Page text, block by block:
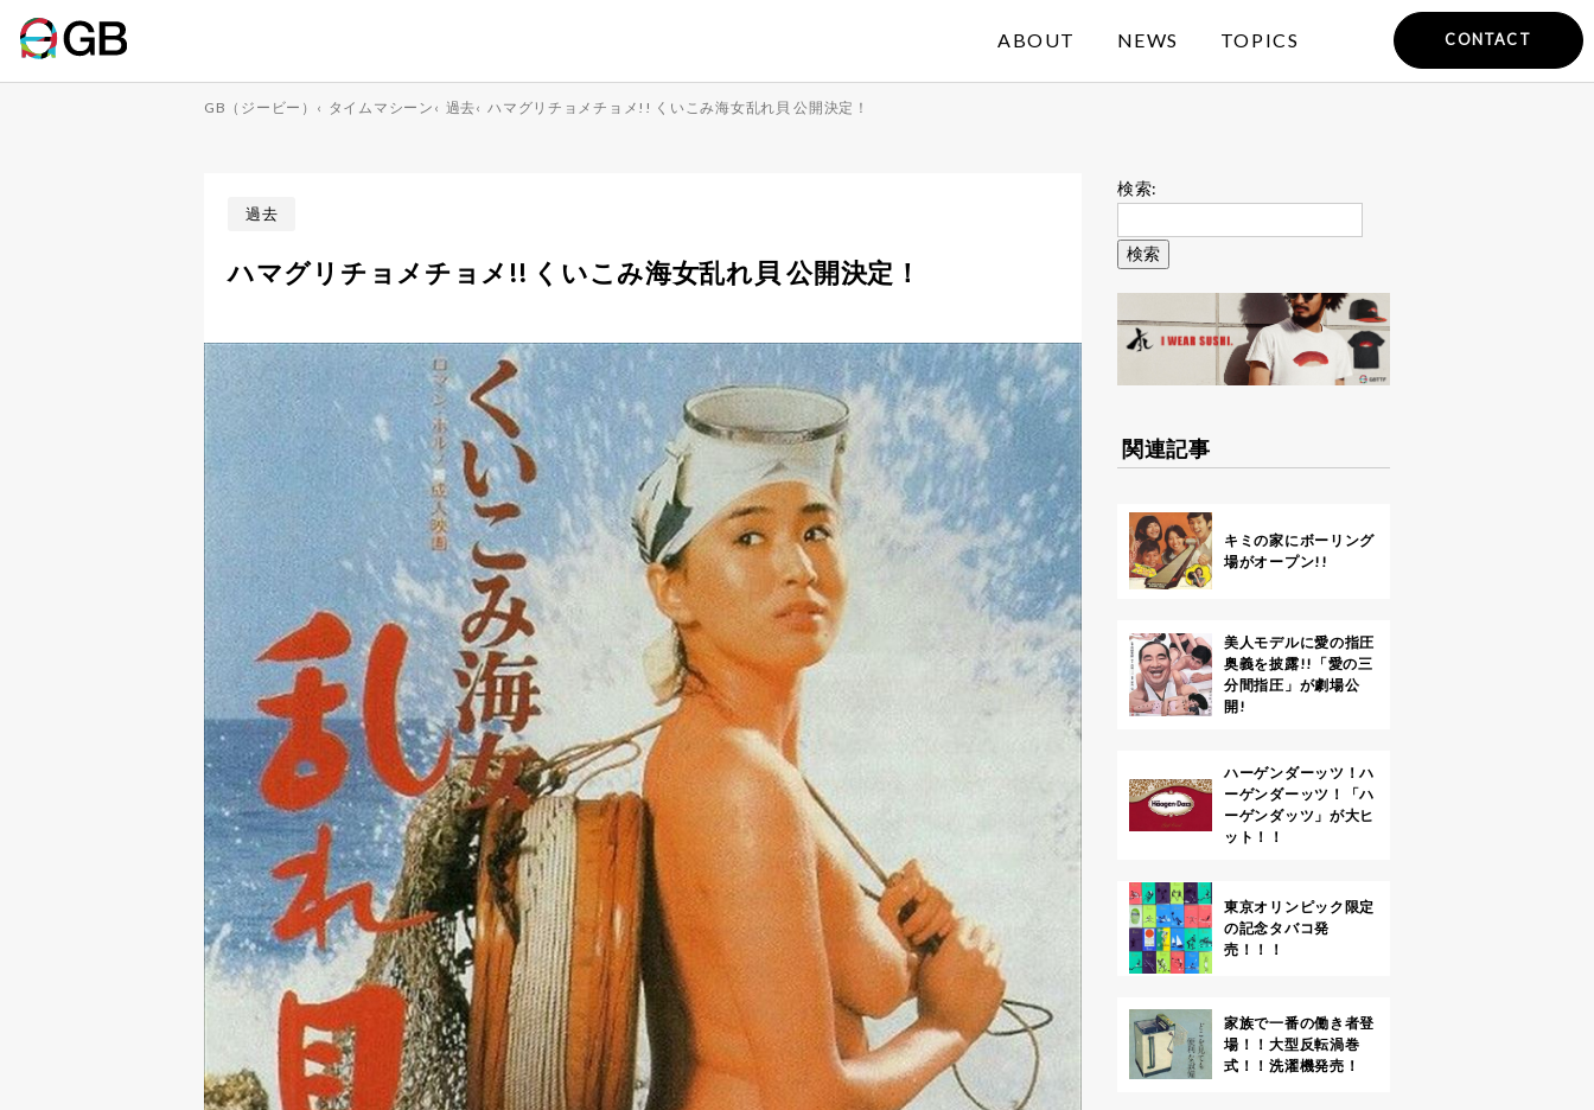
ABOUT NEWS TOPICS CONTACT
GB（ジービー） ‹ タイムマシーン ‹ 過去‹ハマグリチョメチョメ!! くいこみ海女乱れ貝 公開決定！
過去
ハマグリチョメチョメ!! くいこみ海女乱れ貝 公開決定！
検索:
関連記事
キミの家にボーリング
場がオープン!!
美人モデルに愛の指圧
奥義を披露!!「愛の三
分間指圧」が劇場公
開!
ハーゲンダーッツ！ハ
ーゲンダーッツ！「ハ
ーゲンダッツ」が大ヒ
ット！！
東京オリンピック限定
の記念タバコ発
売！！！
家族で一番の働き者登
場！！大型反転渦巻
式！！洗濯機発売！